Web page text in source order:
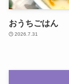
おうちごはん
2026.7.31